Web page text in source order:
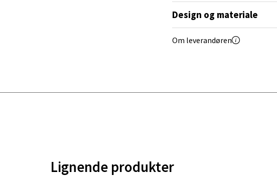
Design og materiale
Om leverandøren
Lignende produkter
Velg
10-20